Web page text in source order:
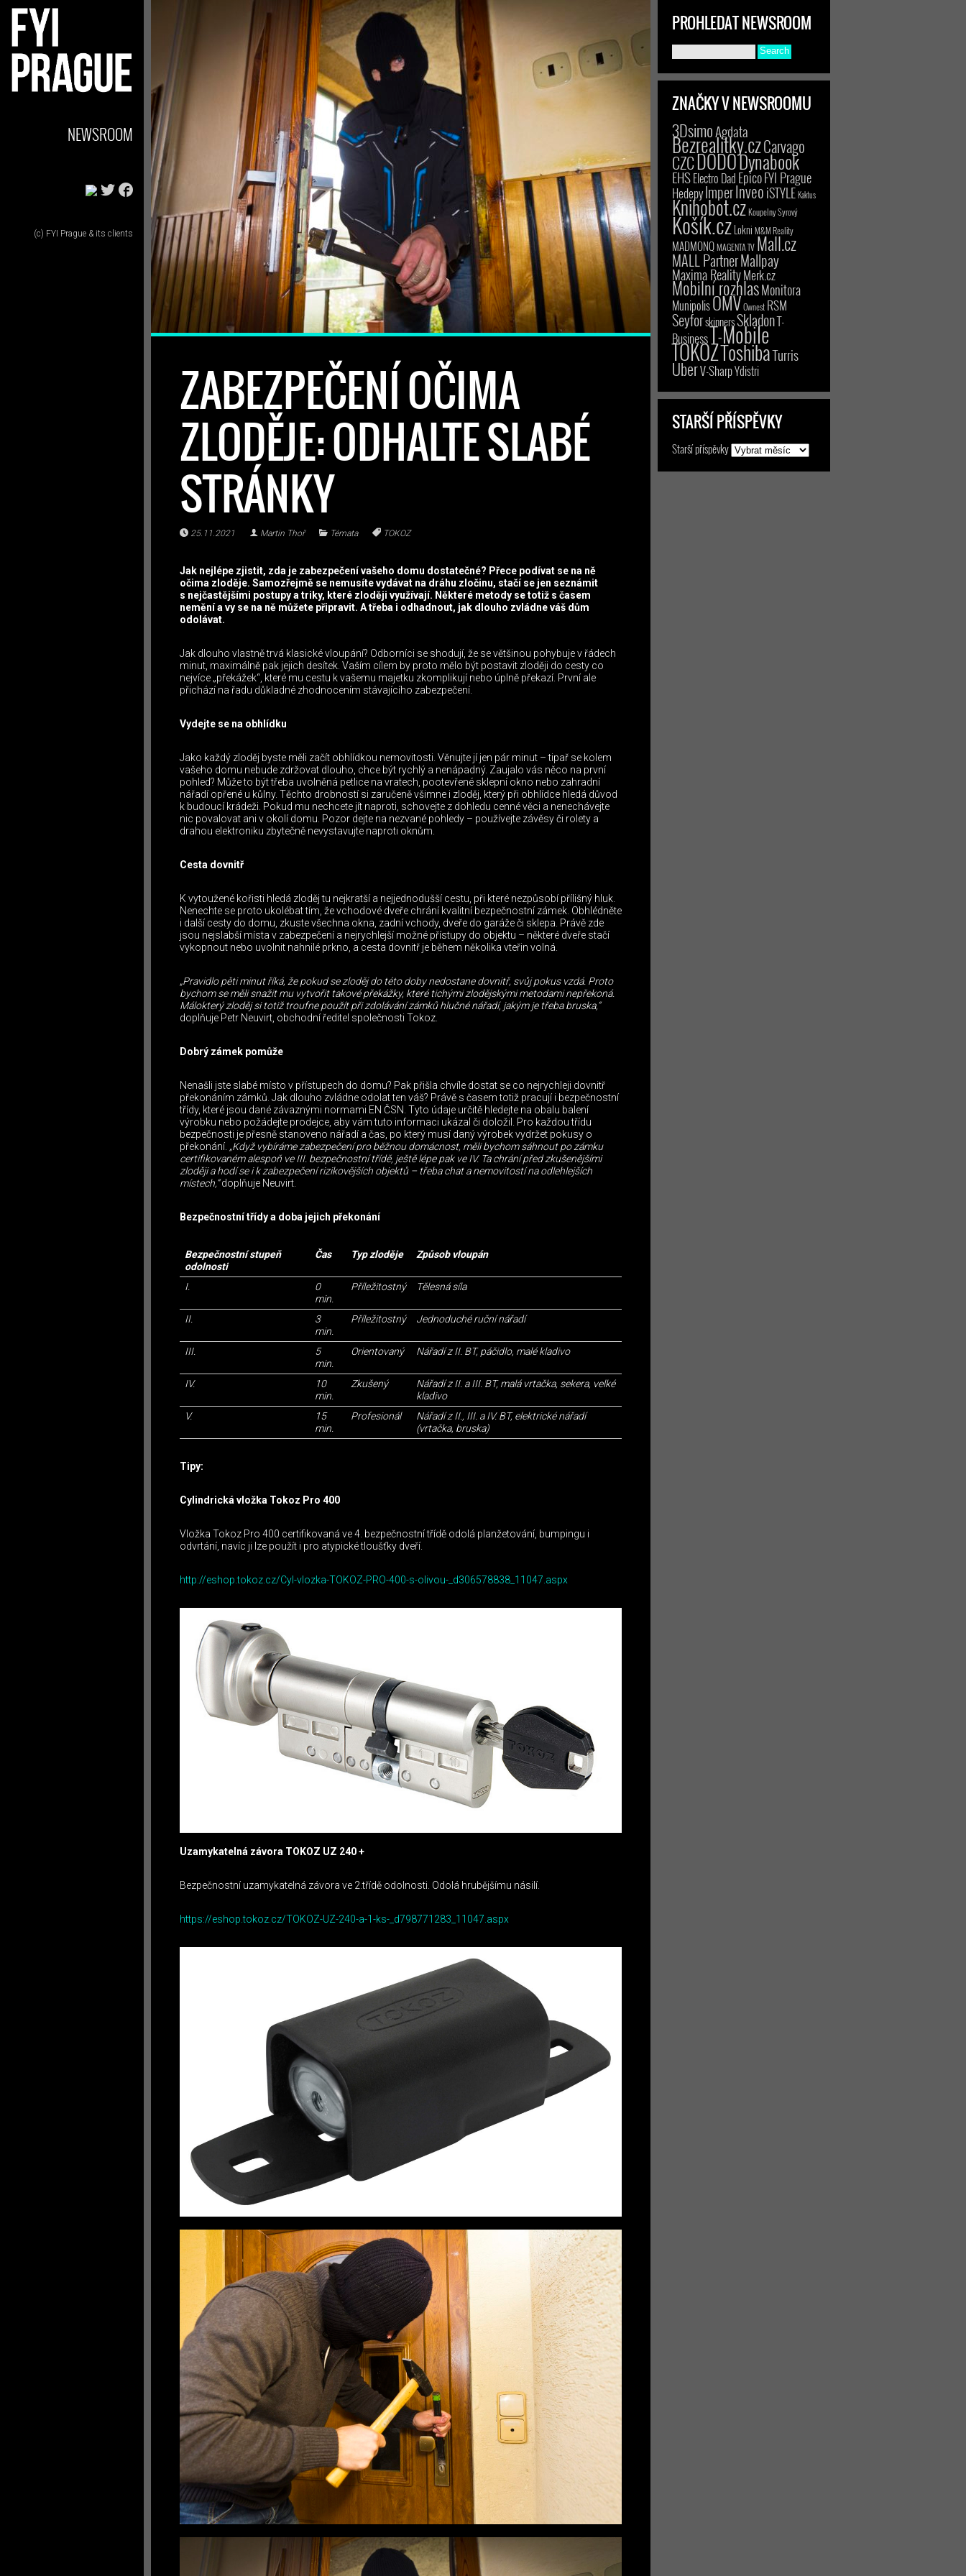
NEWSROOM
(c) FYI Prague & its clients
ZABEZPEČENÍ OČIMA
ZLODĚJE: ODHALTE SLABÉ
STRÁNKY
25.11.2021 Martin Thoř Témata TOKOZ
Jak nejlépe zjistit, zda je zabezpečení vašeho domu dostatečné? Přece podívat se na ně
očima zloděje. Samozřejmě se nemusíte vydávat na dráhu zločinu, stačí se jen seznámit
s nejčastějšími postupy a triky, které zloději využívají. Některé metody se totiž s časem
nemění a vy se na ně můžete připravit. A třeba i odhadnout, jak dlouho zvládne váš dům
odolávat.
Jak dlouho vlastně trvá klasické vloupání? Odborníci se shodují, že se většinou pohybuje v řádech
minut, maximálně pak jejich desítek. Vaším cílem by proto mělo být postavit zloději do cesty co
nejvíce „překážek“, které mu cestu k vašemu majetku zkomplikují nebo úplně překazí. První ale
přichází na řadu důkladné zhodnocením stávajícího zabezpečení.
Vydejte se na obhlídku
Jako každý zloděj byste měli začít obhlídkou nemovitosti. Věnujte jí jen pár minut – tipař se kolem
vašeho domu nebude zdržovat dlouho, chce být rychlý a nenápadný. Zaujalo vás něco na první
pohled? Může to být třeba uvolněná petlice na vratech, pootevřené sklepní okno nebo zahradní
nářadí opřené u kůlny. Těchto drobností si zaručeně všimne i zloděj, který při obhlídce hledá důvod
k budoucí krádeži. Pokud mu nechcete jít naproti, schovejte z dohledu cenné věci a nenechávejte
nic povalovat ani v okolí domu. Pozor dejte na nezvané pohledy – používejte závěsy či rolety a
drahou elektroniku zbytečně nevystavujte naproti oknům.
Cesta dovnitř
K vytoužené kořisti hledá zloděj tu nejkratší a nejjednodušší cestu, při které nezpůsobí přílišný hluk.
Nenechte se proto ukolébat tím, že vchodové dveře chrání kvalitní bezpečnostní zámek. Obhlédněte
i další cesty do domu, zkuste všechna okna, zadní vchody, dveře do garáže či sklepa. Právě zde
jsou nejslabší místa v zabezpečení a nejrychlejší možné přístupy do objektu – některé dveře stačí
vykopnout nebo uvolnit nahnilé prkno, a cesta dovnitř je během několika vteřin volná.
„Pravidlo pěti minut říká, že pokud se zloděj do této doby nedostane dovnitř, svůj pokus vzdá. Proto
bychom se měli snažit mu vytvořit takové překážky, které tichými zlodějskými metodami nepřekoná.
Málokterý zloděj si totiž troufne použít při zdolávání zámků hlučné nářadí, jakým je třeba bruska,“
doplňuje Petr Neuvirt, obchodní ředitel společnosti Tokoz.
Dobrý zámek pomůže
Nenašli jste slabé místo v přístupech do domu? Pak přišla chvíle dostat se co nejrychleji dovnitř
překonáním zámků. Jak dlouho zvládne odolat ten váš? Právě s časem totiž pracují i bezpečnostní
třídy, které jsou dané závaznými normami EN ČSN. Tyto údaje určitě hledejte na obalu balení
výrobku nebo požádejte prodejce, aby vám tuto informaci ukázal či doložil. Pro každou třídu
bezpečnosti je přesně stanoveno nářadí a čas, po který musí daný výrobek vydržet pokusy o
překonání. „Když vybíráme zabezpečení pro běžnou domácnost, měli bychom sáhnout po zámku
certifikovaném alespoň ve III. bezpečnostní třídě, ještě lépe pak ve IV. Ta chrání před zkušenějšími
zloději a hodí se i k zabezpečení rizikovějších objektů – třeba chat a nemovitostí na odlehlejších
místech,“doplňuje Neuvirt.
Bezpečnostní třídy a doba jejich překonání
Bezpečnostní stupeň
odolnosti
Čas Typ zloděje Způsob vloupán
I.
0
min.
Příležitostný Tělesná síla
II.
3
min.
Příležitostný Jednoduché ruční nářadí
III.
5
min.
Orientovaný Nářadí z II. BT, páčidlo, malé kladivo
IV.
10
min.
Zkušený
Nářadí z II. a III. BT, malá vrtačka, sekera, velké
kladivo
V.
15
min.
Profesionál
Nářadí z II., III. a IV. BT, elektrické nářadí
(vrtačka, bruska)
Tipy:
Cylindrická vložka Tokoz Pro 400
Vložka Tokoz Pro 400 certifikovaná ve 4. bezpečnostní třídě odolá planžetování, bumpingu i
odvrtání, navíc ji lze použít i pro atypické tloušťky dveří.
http://eshop.tokoz.cz/Cyl-vlozka-TOKOZ-PRO-400-s-olivou-_d306578838_11047.aspx
Uzamykatelná závora TOKOZ UZ 240 +
Bezpečnostní uzamykatelná závora ve 2.třídě odolnosti. Odolá hrubějšímu násilí.
https://eshop.tokoz.cz/TOKOZ-UZ-240-a-1-ks-_d798771283_11047.aspx
PROHLEDAT NEWSROOM
ZNAČKY V NEWSROOMU
3DsimoAgdata
Bezrealitky.czCarvago
CZCDODODynabook
EHSElectro Dad EpicoFYI Prague
HedepyImperInveoiSTYLEKaktus
Knihobot.czKoupelny Syrový
Košík.czLokni M&M Reality
MADMONQMAGENTA TV Mall.cz
MALL PartnerMallpay
Maxima RealityMerk.cz
Mobilní rozhlasMonitora
MunipolisOMVOwnest RSM
SeyforskinnersSkladonT-
BusinessT-Mobile
TOKOZToshibaTurris
UberV-SharpYdistri
STARŠÍ PŘÍSPĚVKY
Starší příspěvky